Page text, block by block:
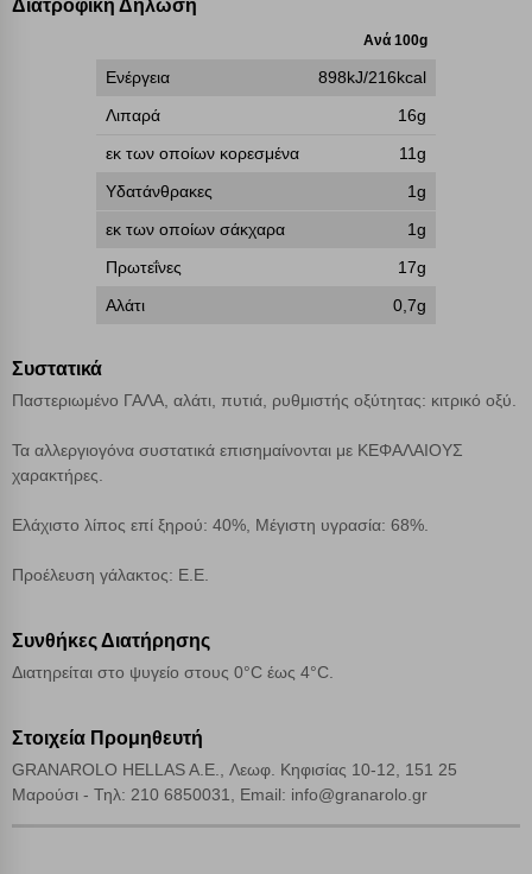
Διατροφική Δήλωση
Ανά 100g
Ενέργεια
898kJ/216kcal
Λιπαρά
16g
εκ των οποίων κορεσμένα
11g
Υδατάνθρακες
1g
εκ των οποίων σάκχαρα
1g
Πρωτεΐνες
17g
Αλάτι
0,7g
Συστατικά
Παστεριωμένο ΓΑΛΑ, αλάτι, πυτιά, ρυθμιστής οξύτητας: κιτρικό οξύ.
Τα αλλεργιογόνα συστατικά επισημαίνονται με ΚΕΦΑΛΑΙΟΥΣ
χαρακτήρες.
Ελάχιστο λίπος επί ξηρού: 40%, Μέγιστη υγρασία: 68%.
Προέλευση γάλακτος: Ε.Ε.
Συνθήκες Διατήρησης
Διατηρείται στο ψυγείο στους 0°C έως 4°C.
Στοιχεία Προμηθευτή
GRANAROLO HELLAS A.E., Λεωφ. Κηφισίας 10-12, 151 25
Μαρούσι - Τηλ: 210 6850031, Email: info@granarolo.gr
μπορεί να επηρεάσει την εμπειρία της περιήγησής σας ή/και της
Λειτουργικά cookies
Απολύτως απαραίτητα cookies Πάντα Ενεργό
Αποθήκευση ρυθμίσεων
Απόρριψη όλων